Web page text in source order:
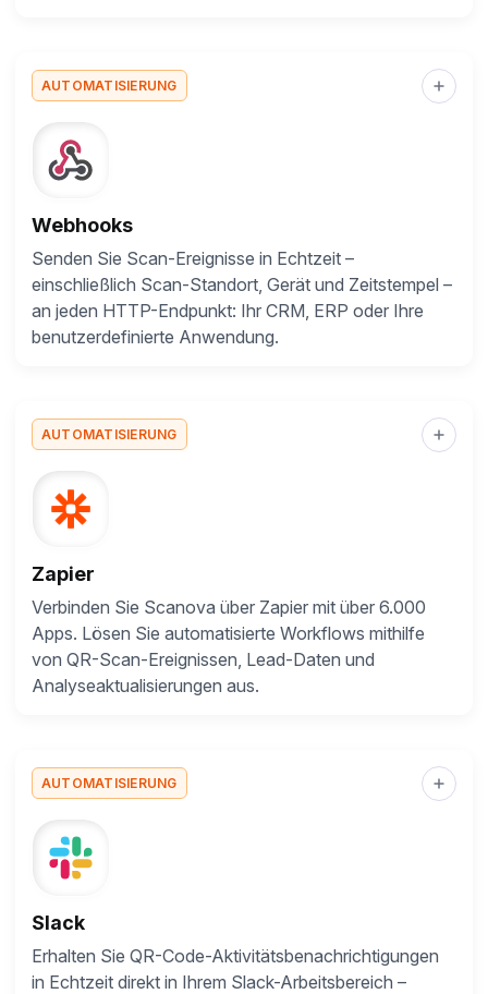
AUTOMATISIERUNG
Webhooks
Senden Sie Scan-Ereignisse in Echtzeit –
einschließlich Scan-Standort, Gerät und Zeitstempel –
an jeden HTTP-Endpunkt: Ihr CRM, ERP oder Ihre
benutzerdefinierte Anwendung.
AUTOMATISIERUNG
Zapier
Verbinden Sie Scanova über Zapier mit über 6.000
Apps. Lösen Sie automatisierte Workflows mithilfe
von QR-Scan-Ereignissen, Lead-Daten und
Analyseaktualisierungen aus.
AUTOMATISIERUNG
Slack
Erhalten Sie QR-Code-Aktivitätsbenachrichtigungen
in Echtzeit direkt in Ihrem Slack-Arbeitsbereich –